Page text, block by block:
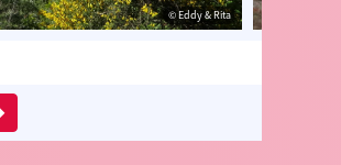
© Eddy & Rita© Eddy & Rita